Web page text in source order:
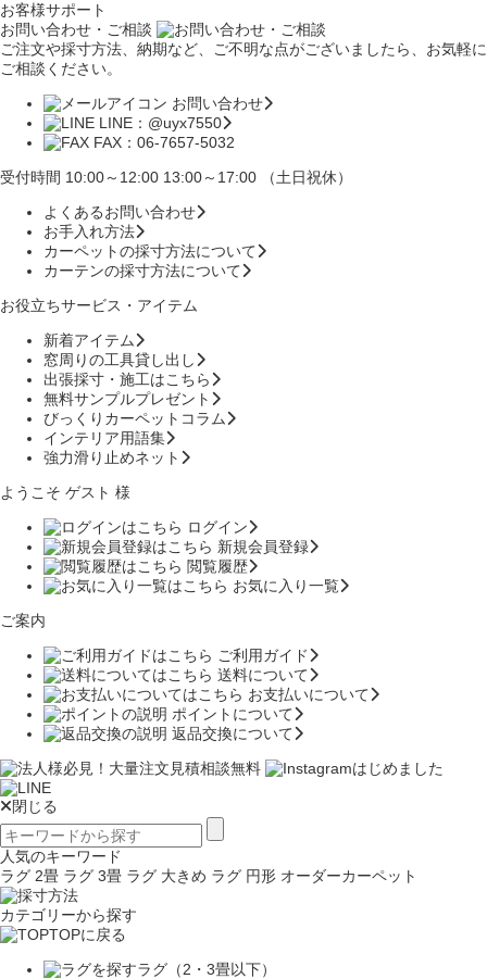
お客様サポート
お問い合わせ・ご相談
ご注文や採寸方法、納期など、ご不明な点がございましたら、お気軽に
ご相談ください。
お問い合わせ
LINE：@uyx7550
FAX：06-7657-5032
受付時間 10:00～12:00 13:00～17:00 （土日祝休）
よくあるお問い合わせ
お手入れ方法
カーペットの採寸方法について
カーテンの採寸方法について
お役立ちサービス・アイテム
新着アイテム
窓周りの工具貸し出し
出張採寸・施工はこちら
無料サンプルプレゼント
びっくりカーペットコラム
インテリア用語集
強力滑り止めネット
ようこそ ゲスト 様
ログイン
新規会員登録
閲覧履歴
お気に入り一覧
ご案内
ご利用ガイド
送料について
お支払いについて
ポイントについて
返品交換について
閉じる
人気のキーワード
ラグ 2畳 ラグ 3畳 ラグ 大きめ ラグ 円形 オーダーカーペット
カテゴリーから探す
TOPに戻る
ラグ（2・3畳以下）